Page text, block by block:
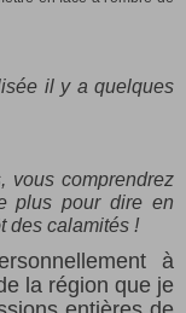
il y a quelques
vous comprendrez
plus pour dire en
des calamités !
à
la région que je